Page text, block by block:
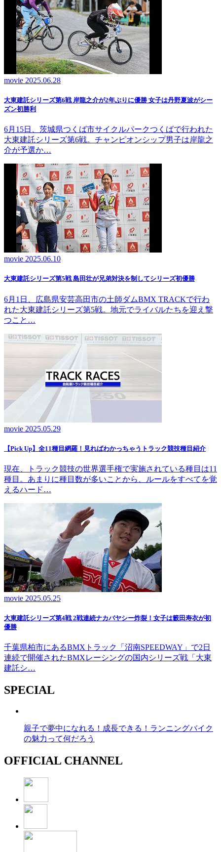
movie 2025.06.28
大東建託シリーズ第6戦 岸龍之介が2年ぶりに優勝 女子は丹野夏波がシー
ズン初勝利
6月15日、茨城県つくば市サイクルパークつくばで行われた
大東建託シリーズ第6戦。チャンピオンシップ男子は岸龍之
介が予選か…
movie 2025.06.10
大東建託シリーズ第5戦 島田壮が兄弟対決を制してシリーズ初優勝
6月1日、広島県安芸高田市の土師ダムBMX TRACKで行わ
れた大東建託シリーズ第5戦。地元でライバルたちを迎え撃
つこと…
movie 2025.05.29
【Pick Up】全11種目網羅！見ればわかっちゃうトラック競技種目紹介
現在、トラック競技の世界選手権で実施されている種目は11
種目。あまりに種目数が多いことから、ルールをすべてを覚
えるハード…
movie 2025.05.25
大東建託シリーズ第4戦 2戦連続ナカバヤシー炸裂！女子は籔田寿衣が初
優勝
千葉県柏市にあるBMXトラック「沼南SPEEDWAY」で2日
連続で開催されたBMXレーシングの国内シリーズ戦「大東
建託シ…
SPECIAL
親子で夢中になれる！成長できる！ランニングバイク
の魅力って何だろう
OFFICIAL CHANNEL